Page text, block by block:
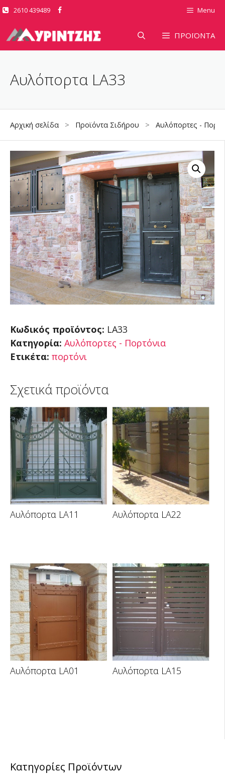
Μετάβαση
περιεχόμενο
2610 439489 Menu
ΠΡΟΪΟΝΤΑ
Αυλόπορτα LA33
Αρχική σελίδα > Προϊόντα Σιδήρου > Αυλόπορτες -
Κωδικός προϊόντος: LA33
Κατηγορία: Αυλόπορτες - Πορτόνια
Ετικέτα: πορτόνι
Σχετικά προϊόντα
Αυλόπορτα LA11 Αυλόπορτα LA22
Αυλόπορτα LA01 Αυλόπορτα LA15
Κατηγορίες Προϊόντων